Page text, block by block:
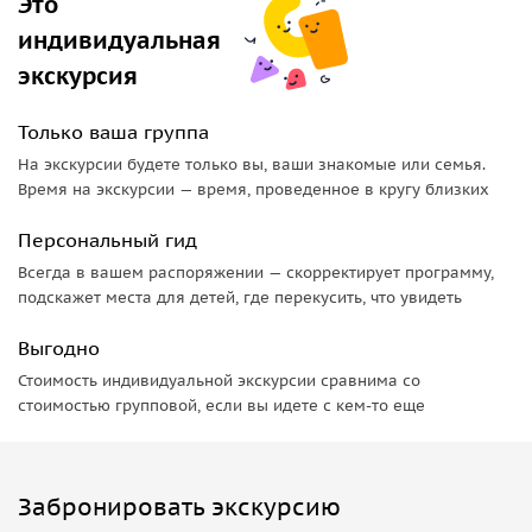
индивидуальная
экскурсия
Только ваша группа
На экскурсии будете только вы, ваши знакомые или семья.
Время на экскурсии — время, проведенное в кругу близких
Персональный гид
Всегда в вашем распоряжении — скорректирует программу,
подскажет места для детей, где перекусить, что увидеть
Выгодно
Стоимость индивидуальной экскурсии сравнима со
стоимостью групповой, если вы идете с кем-то еще
Забронировать экскурсию